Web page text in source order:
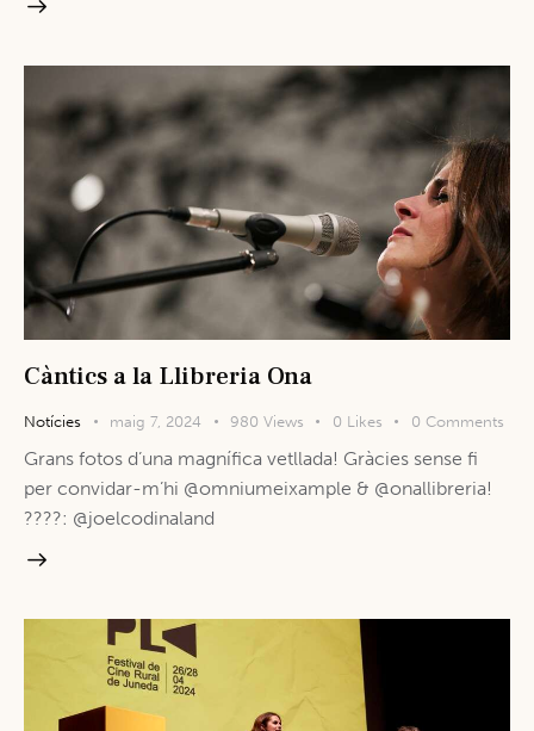
Càntics a la Llibreria Ona
Notícies maig 7, 2024 980 Views 0 Likes 0 Comments
Grans fotos d’una magnífica vetllada! Gràcies sense fi
per convidar-m’hi @omniumeixample & @onallibreria!
????: @joelcodinaland